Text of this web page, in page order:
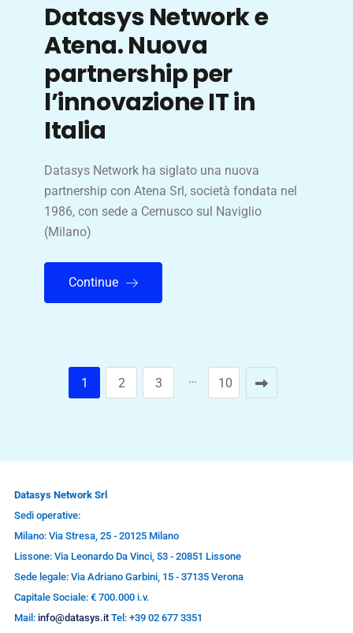
Datasys Network e
Atena. Nuova
partnership per
l’innovazione IT in
Italia
Datasys Network ha siglato una nuova
partnership con Atena Srl, società fondata nel
1986, con sede a Cernusco sul Naviglio
(Milano)
Continue
1 2 3 … 10
Datasys Network Srl
Sedi operative:
Milano: Via Stresa, 25 - 20125 Milano
Lissone: Via Leonardo Da Vinci, 53 - 20851 Lissone
Sede legale: Via Adriano Garbini, 15 - 37135 Verona
Capitale Sociale: € 700.000 i.v.
Mail: info@datasys.it Tel: +39 02 677 3351